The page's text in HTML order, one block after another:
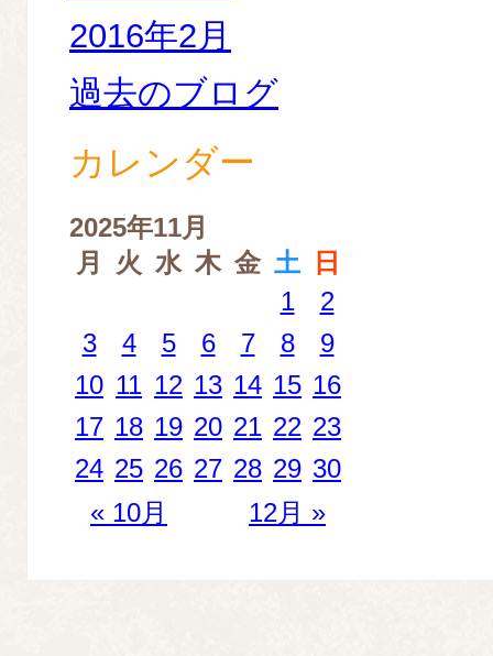
2016年2月
過去のブログ
カレンダー
2025年11月
月
火 水 木 金 土 日
« 10月 12月 »
1
2
3
4 5 6 7 8
9
10 11 12 13 14 15 16
17 18 19 20 21 22 23
24 25 26 27 28 29 30